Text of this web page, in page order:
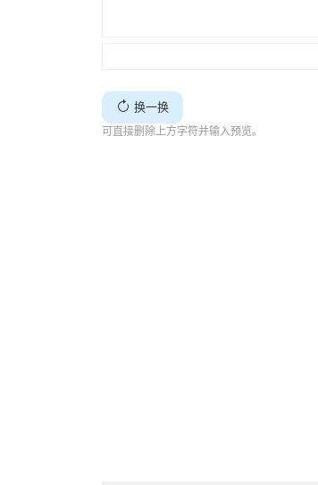
换一换
可直接删除上方字符并输入预览。